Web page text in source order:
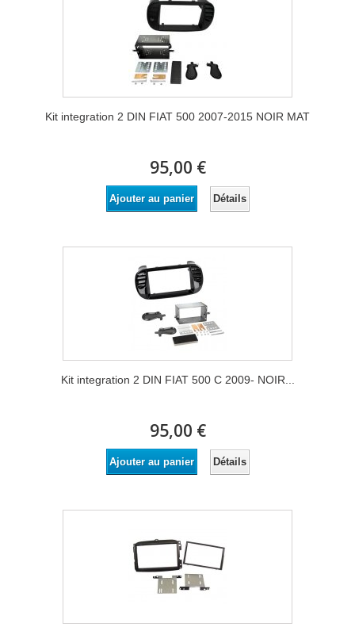
Kit integration 2 DIN FIAT 500 2007-2015 NOIR MAT
95,00 €
Ajouter au panier Détails
Kit integration 2 DIN FIAT 500 C 2009- NOIR...
95,00 €
Ajouter au panier Détails